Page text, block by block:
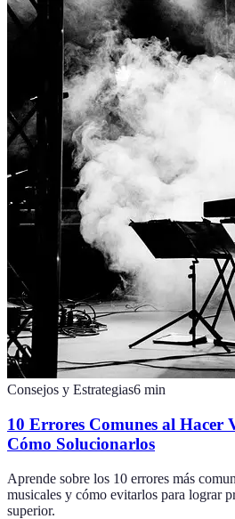
Consejos y Estrategias6 min
10 Errores Comunes al Hacer
Cómo Solucionarlos
Aprende sobre los 10 errores más
musicales y cómo evitarlos para lograr
superior.